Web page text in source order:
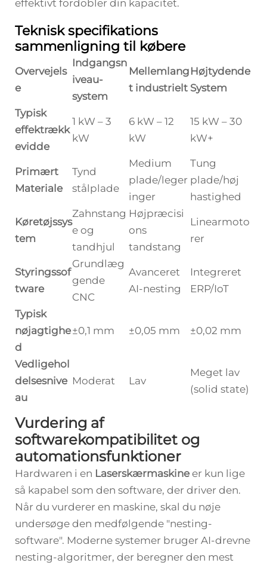
effektivt fordobler din kapacitet.
Teknisk specifikations
sammenligning til købere
Overvejels
e
Indgangsn
iveau-
system
Mellemlang
t industrielt
Højtydende
System
Typisk
effektrækk
evidde
1 kW – 3
kW
6 kW – 12
kW
15 kW – 30
kW+
Primært
Materiale
Tynd
stålplade
Medium
plade/leger
inger
Tung
plade/høj
hastighed
Køretøjssys
tem
Zahnstang
e og
tandhjul
Højpræcisi
ons
tandstang
Linearmoto
rer
Styringssof
tware
Grundlæg
gende
CNC
Avanceret
AI-nesting
Integreret
ERP/IoT
Typisk
nøjagtighe
d
±0,1 mm ±0,05 mm ±0,02 mm
Vedligehol
delsesnive
au
Moderat Lav
Meget lav
(solid state)
Vurdering af
softwarekompatibilitet og
automationsfunktioner
Hardwaren i en Laserskærmaskine er kun lige
så kapabel som den software, der driver den.
Når du vurderer en maskine, skal du nøje
undersøge den medfølgende "nesting-
software". Moderne systemer bruger AI-drevne
nesting-algoritmer, der beregner den mest